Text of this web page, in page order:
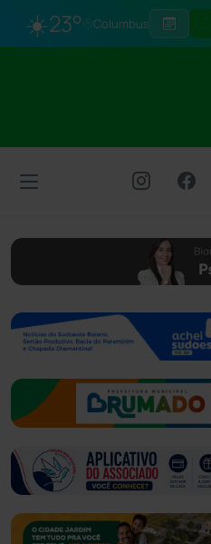
☀️23° Columbus